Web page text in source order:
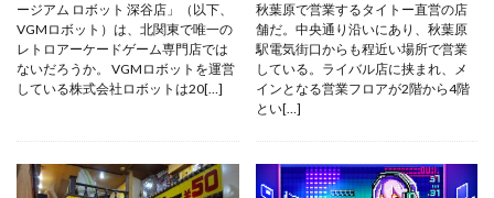
ージアム ロボット 深谷店」（以下、
VGMロボット）は、北関東で唯一の
レトロアーケードゲーム専門店では
ないだろうか。 VGMロボットを運営
している株式会社ロボットは20[…]
秋葉原で営業するタイトー直営の店
舗だ。中央通り沿いにあり、秋葉原
駅電気街口からも程近い場所で営業
している。ライバル店に挟まれ、メ
インとなる営業フロアが2階から4階
とい[…]